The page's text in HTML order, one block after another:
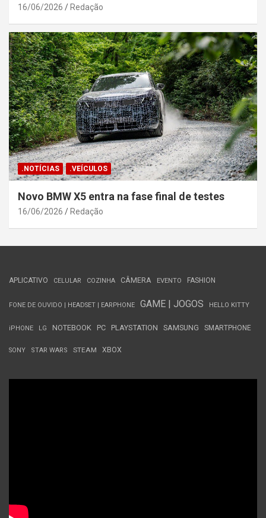
16/06/2026 Redação
.NOTÍCIAS .VEÍCULOS
Novo BMW X5 entra na fase final de testes
16/06/2026 Redação
APLICATIVO CELULAR COZINHA CÂMERA EVENTO FASHION
FONE DE OUVIDO | HEADSET | EARPHONE GAME | JOGOS HELLO KITTY
iPHONE LG NOTEBOOK PC PLAYSTATION SAMSUNG SMARTPHONE
SONY STAR WARS STEAM XBOX